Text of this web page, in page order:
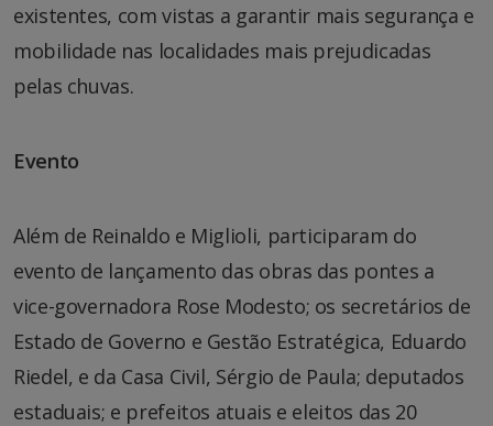
existentes, com vistas a garantir mais segurança e
mobilidade nas localidades mais prejudicadas
pelas chuvas.
Evento
Além de Reinaldo e Miglioli, participaram do
evento de lançamento das obras das pontes a
vice-governadora Rose Modesto; os secretários de
Estado de Governo e Gestão Estratégica, Eduardo
Riedel, e da Casa Civil, Sérgio de Paula; deputados
estaduais; e prefeitos atuais e eleitos das 20